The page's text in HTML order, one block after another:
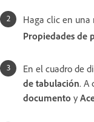
Haga clic en
Propiedades de
En el cuadro de
de tabulación. A
documento y